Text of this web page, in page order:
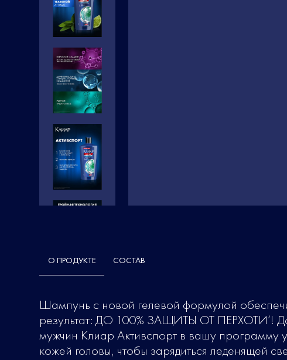
О ПРОДУКТЕ СОСТАВ
Шампунь с новой гелевой формулой
результат: ДО 100% ЗАЩИТЫ ОТ ПЕРХОТИ’!
мужчин Клиар Активспорт в вашу программу
кожей головы, чтобы зарядиться леденящей